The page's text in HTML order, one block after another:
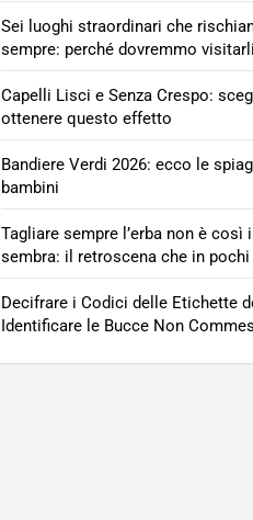
Sei luoghi straordinari che
sempre: perché dovremmo
Capelli Lisci e Senza Crespo:
ottenere questo effetto
Bandiere Verdi 2026: ecco le
bambini
Tagliare sempre l’erba non è così
sembra: il retroscena che in
Decifrare i Codici delle Etichette
Identificare le Bucce Non